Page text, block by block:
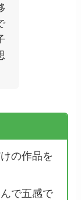
の作品を
で五感で